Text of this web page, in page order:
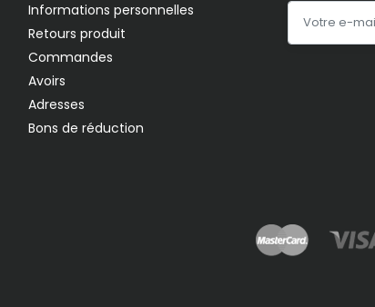
Informations personnelles
Retours produit
Commandes
Avoirs
Adresses
Bons de réduction